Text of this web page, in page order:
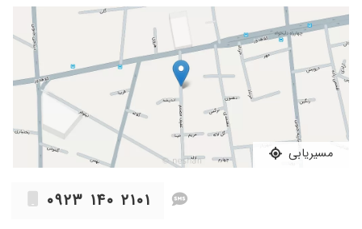
مسیریابی
۰۹۲۳ ۱۴۰ ۲۱۰۱